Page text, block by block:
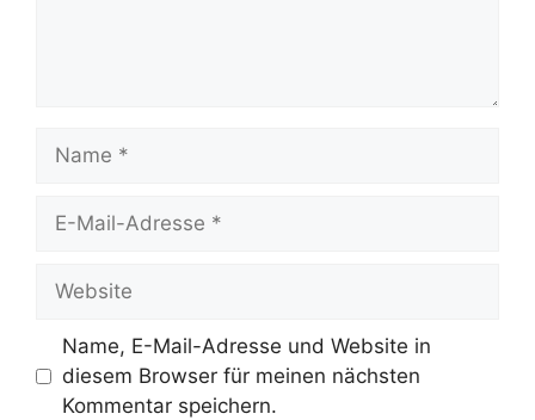
Mail-
Name, E-Mail-Adresse und Website in
diesem Browser für meinen nächsten
Kommentar speichern.